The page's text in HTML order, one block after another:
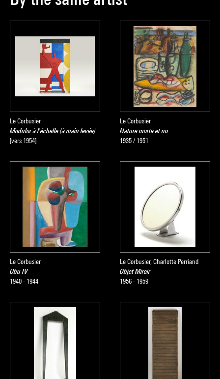
Le Corbusier
Modulor à l'échelle (à main levée)
[vers 1954]
Le Corbusier
Nature morte et nu
1935 / 1951
Le Corbusier
Ubu IV
1940 - 1944
Le Corbusier, Charlotte Perriand
Objet Miroir
1956 - 1959